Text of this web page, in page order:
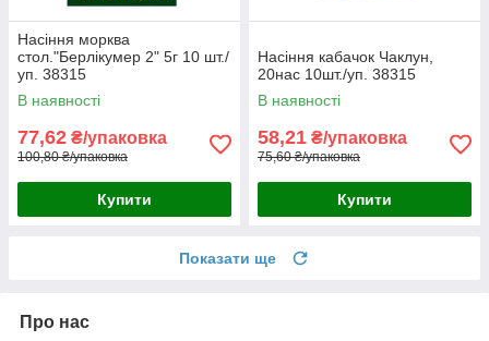
Насіння морква
стол."Берлікумер 2" 5г 10 шт./
уп. 38315
В наявності
77,62 ₴/упаковка
100,80 ₴/упаковка
Купити
Насіння кабачок Чаклун,
20нас 10шт./уп. 38315
В наявності
58,21 ₴/упаковка
75,60 ₴/упаковка
Купити
Показати ще
Про нас